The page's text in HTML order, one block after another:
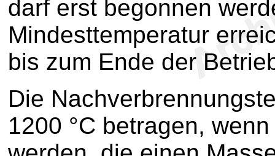
darf erst begonnen
Mindesttemperatur
bis zum Ende der
Die
1200 °C betragen,